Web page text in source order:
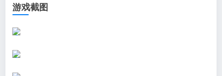
游戏截图